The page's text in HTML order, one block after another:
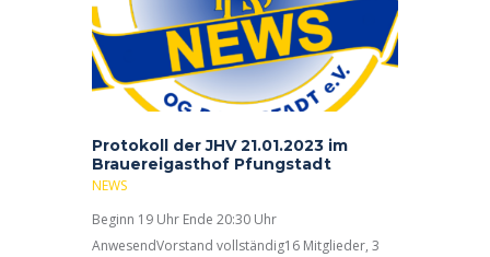
Protokoll der JHV 21.01.2023 im
Brauereigasthof Pfungstadt
NEWS
Beginn 19 Uhr Ende 20:30 Uhr
AnwesendVorstand vollständig16 Mitglieder, 3